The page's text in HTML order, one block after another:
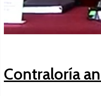
Contraloría